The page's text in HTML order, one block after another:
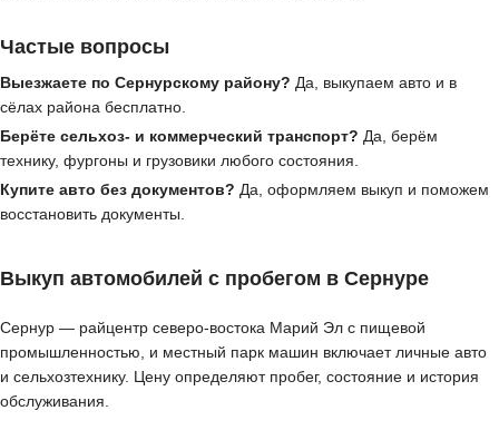
Частые вопросы
Выезжаете по Сернурскому району? Да, выкупаем авто и в
сёлах района бесплатно.
Берёте сельхоз- и коммерческий транспорт? Да, берём
технику, фургоны и грузовики любого состояния.
Купите авто без документов? Да, оформляем выкуп и поможем
восстановить документы.
Выкуп автомобилей с пробегом в Сернуре
Сернур — райцентр северо-востока Марий Эл с пищевой
промышленностью, и местный парк машин включает личные авто
и сельхозтехнику. Цену определяют пробег, состояние и история
обслуживания.